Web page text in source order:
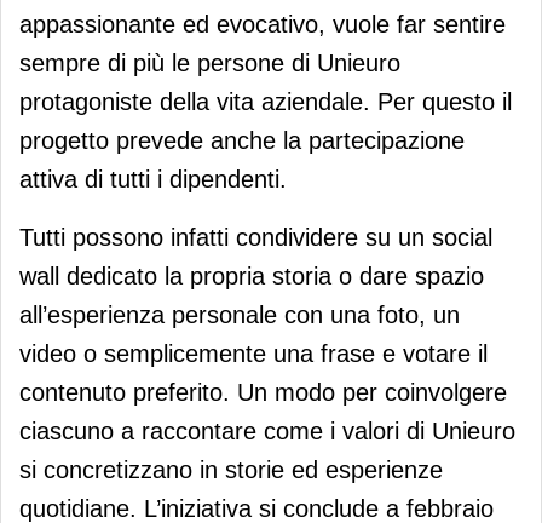
appassionante ed evocativo, vuole far sentire
sempre di più le persone di Unieuro
protagoniste della vita aziendale. Per questo il
progetto prevede anche la partecipazione
attiva di tutti i dipendenti.
Tutti possono infatti condividere su un social
wall dedicato la propria storia o dare spazio
all’esperienza personale con una foto, un
video o semplicemente una frase e votare il
contenuto preferito. Un modo per coinvolgere
ciascuno a raccontare come i valori di Unieuro
si concretizzano in storie ed esperienze
quotidiane. L’iniziativa si conclude a febbraio